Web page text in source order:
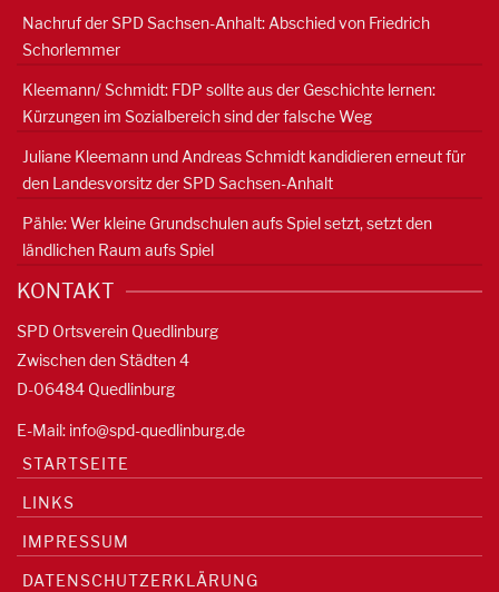
Nachruf der SPD Sachsen-Anhalt: Abschied von Friedrich
Schorlemmer
Kleemann/ Schmidt: FDP sollte aus der Geschichte lernen:
Kürzungen im Sozialbereich sind der falsche Weg
Juliane Kleemann und Andreas Schmidt kandidieren erneut für
den Landesvorsitz der SPD Sachsen-Anhalt
Pähle: Wer kleine Grundschulen aufs Spiel setzt, setzt den
ländlichen Raum aufs Spiel
KONTAKT
SPD Ortsverein Quedlinburg
Zwischen den Städten 4
D-06484 Quedlinburg
E-Mail: info@spd-quedlinburg.de
STARTSEITE
LINKS
IMPRESSUM
DATENSCHUTZERKLÄRUNG